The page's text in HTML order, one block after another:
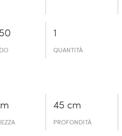
1
QUANTITÀ
45 cm
PROFONDITÀ